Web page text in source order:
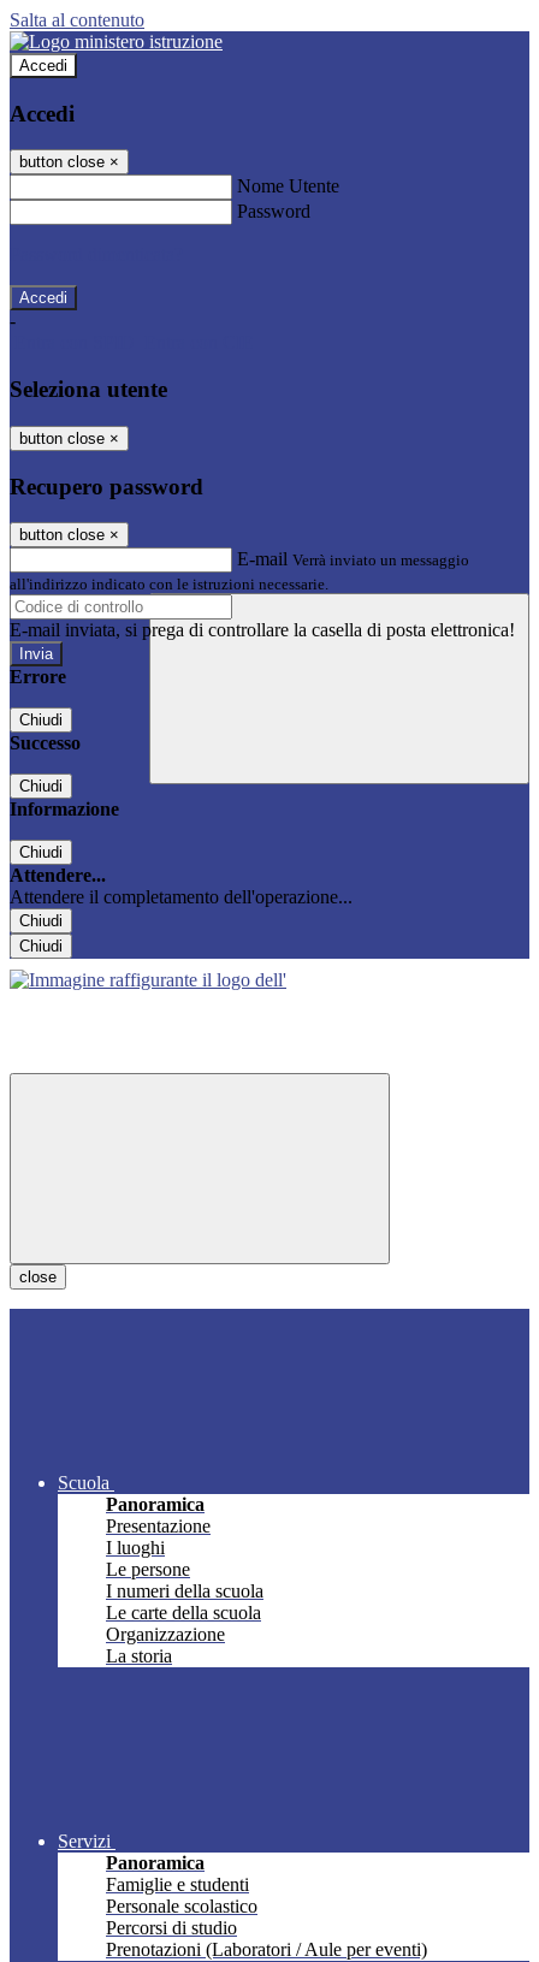
Salta al contenuto
Accedi
Accedi
button close ×
Nome Utente
Password
-
Seleziona utente
button close ×
Recupero password
button close ×
E-mail Verrà inviato un messaggio
all'indirizzo indicato con le istruzioni necessarie.
E-mail inviata, si prega di controllare la casella di posta elettronica!
Errore
Chiudi
Successo
Chiudi
Informazione
Chiudi
Attendere...
Attendere il completamento dell'operazione...
Chiudi
Chiudi
close
Scuola
Panoramica
Presentazione
I luoghi
Le persone
I numeri della scuola
Le carte della scuola
Organizzazione
La storia
Servizi
Panoramica
Famiglie e studenti
Personale scolastico
Percorsi di studio
Prenotazioni (Laboratori / Aule per eventi)